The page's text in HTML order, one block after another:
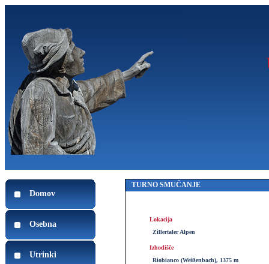
Domov
Osebna
Utrinki
TURNO SMUČANJE
Lokacija
Zillertaler Alpen
Izhodišče
Riobianco (Weißenbach), 1375 m